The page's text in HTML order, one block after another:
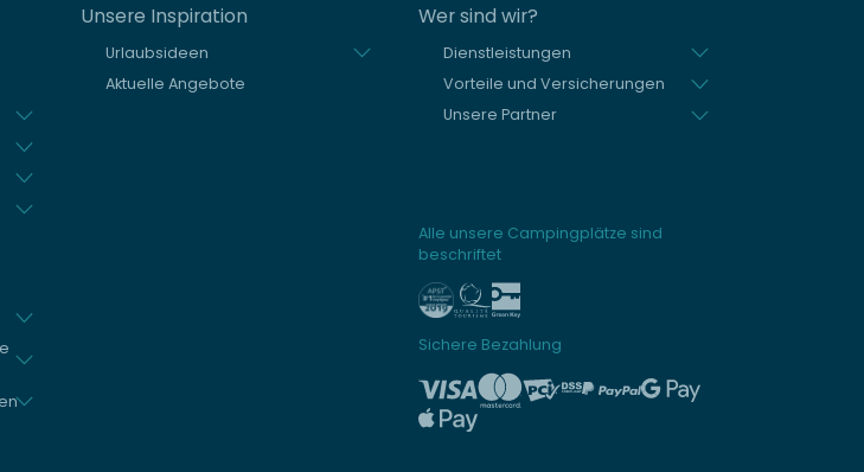
Unsere Inspiration
Urlaubsideen
Aktuelle Angebote
Wer sind wir?
Dienstleistungen
Vorteile und Versicherungen
Unsere Partner
Alle unsere Campingplätze sind
beschriftet
Sichere Bezahlung